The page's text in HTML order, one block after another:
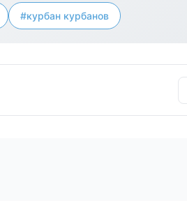
#курбан курбанов